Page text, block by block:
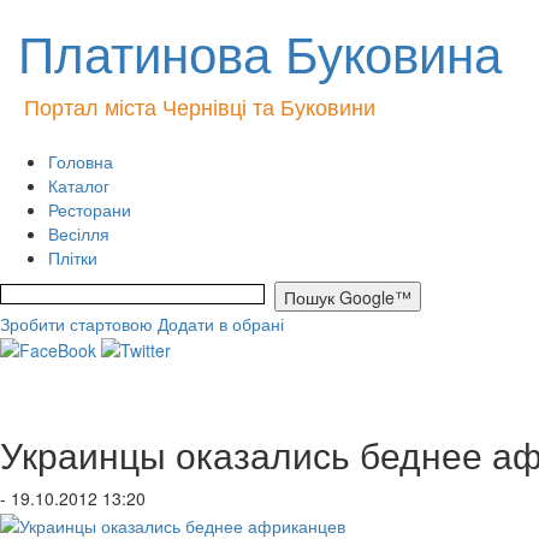
Платинова Буковина
Портал міста Чернівці та Буковини
Головна
Каталог
Ресторани
Весілля
Плітки
Зробити стартовою Додати в обрані
Украинцы оказались беднее
- 19.10.2012 13:20